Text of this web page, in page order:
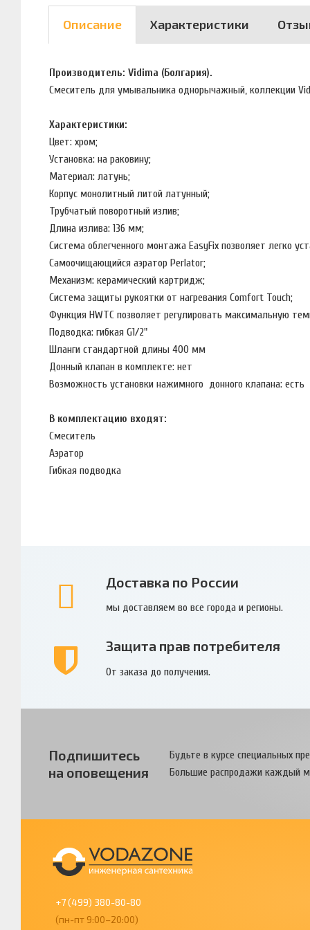
Описание Характеристики
Производитель: Vidima (Болгария).
Смеситель для умывальника однорычажный, коллекции
Характеристики:
Цвет: хром;
Установка: на раковину;
Материал: латунь;
Корпус монолитный литой латунный;
Трубчатый поворотный излив;
Длина излива: 136 мм;
Система облегченного монтажа EasyFix позволяет легко
Самоочищающийся аэратор Perlator;
Механизм: керамический картридж;
Система защиты рукоятки от нагревания Comfort Touch;
Функция HWTC позволяет регулировать максимальную
Подводка: гибкая G1/2"
Шланги стандартной длины 400 мм
Донный клапан в комплекте: нет
Возможность установки нажимного донного клапана: есть
В комплектацию входят:
Смеситель
Аэратор
Гибкая подводка
Доставка по России
мы доставляем во все города и регионы.
Защита прав потребителя
От заказа до получения.
Подпишитесь
на оповещения
Будьте в курсе специальных
Большие распродажи каждый
+7 (499) 380-80-80
(пн-пт 9:00–20:00)